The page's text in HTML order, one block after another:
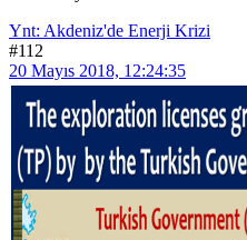
Ynt: Akdeniz'de Enerji Krizi
#112
20 Mayıs 2018, 12:24:35